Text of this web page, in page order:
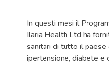
In questi mesi il
Ilaria Health Ltd ha
sanitari di tutto il paese
ipertensione, diabete e